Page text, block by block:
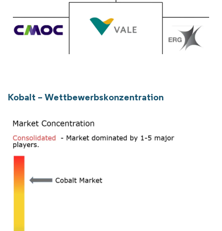
Kobalt – Wettbewerbskonzentration